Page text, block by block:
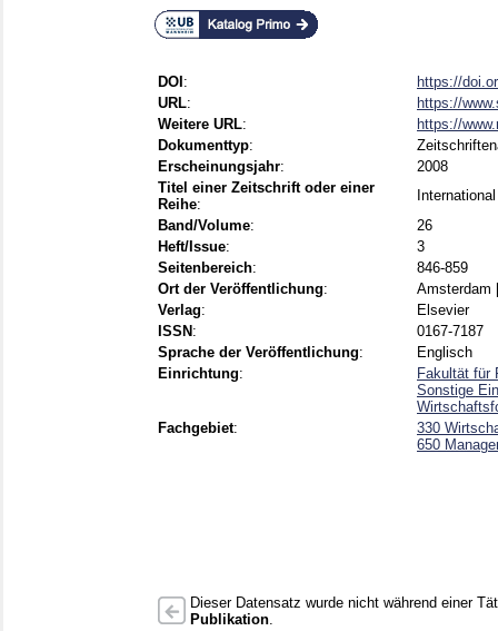
DOI :
https://
URL:
https://
Weitere URL:
https://
Dokumenttyp:
Erscheinungsjahr:
2008
Titel einer Zeitschrift oder einer
Reihe:
Band/Volume:
26
Heft/Issue:
3
Seitenbereich:
846-859
Ort der Veröffentlichung:
Amsterdam
Verlag:
Elsevier
ISSN :
0167-7187
Sprache der Veröffentlichung:
Englisch
Einrichtung:
Fakultät für
Sonstige
Fachgebiet:
330
650
Dieser Datensatz wurde nicht während einer
Publikation